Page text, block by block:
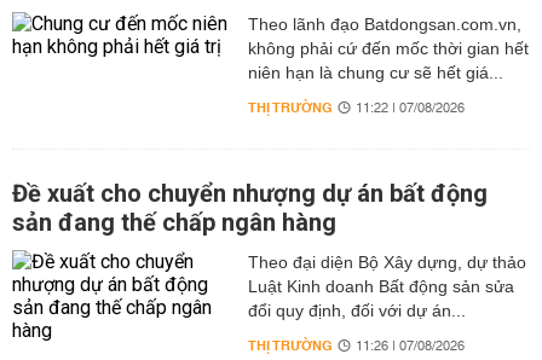
Theo lãnh đạo Batdongsan.com.vn,
không phải cứ đến mốc thời gian hết
niên hạn là chung cư sẽ hết giá...
THỊ TRƯỜNG 11:22 | 07/08/2026
Đề xuất cho chuyển nhượng dự án bất động
sản đang thế chấp ngân hàng
Theo đại diện Bộ Xây dựng, dự thảo
Luật Kinh doanh Bất động sản sửa
đổi quy định, đối với dự án...
THỊ TRƯỜNG 11:26 | 07/08/2026